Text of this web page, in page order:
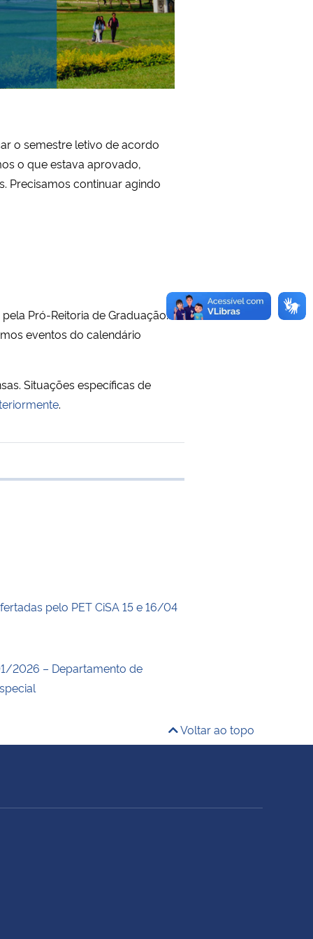
o semestre letivo de acordo
o que estava aprovado,
Precisamos continuar agindo
Pró-Reitoria de Graduação.
eventos do calendário
Situações específicas de
.
transferência
pelo PET CiSA 15 e 16/04
2026 – Departamento de
Voltar ao topo